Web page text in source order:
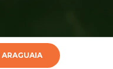
ARAGUAIA